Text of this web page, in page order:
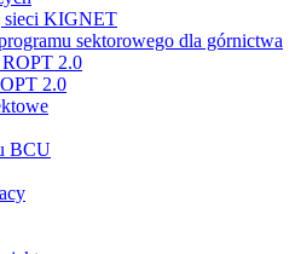
sieci KIGNET
sektorowego dla górnictwa
2.0
2.0
BCU